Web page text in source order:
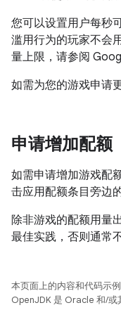
您可以设置用户每秒
滥用行为的玩家不会
量上限，请参阅
如需为您的游戏申请
申请增加配额
如需申请增加游戏配
击应用配额条目旁边
除非游戏的配额用量
最佳实践，否则通常
本页面上的内容和代码示
OpenJDK 是 Oracle 和/或